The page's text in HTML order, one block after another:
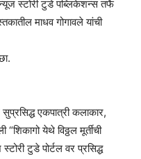
स्टोरी टुडे पब्लिकेशन्स तर्फे
माधव गोगावले यांची
एकपात्री कलाकार,
येथे विठ्ठल मूर्तीची
टुडे पोर्टल वर प्रसिद्ध